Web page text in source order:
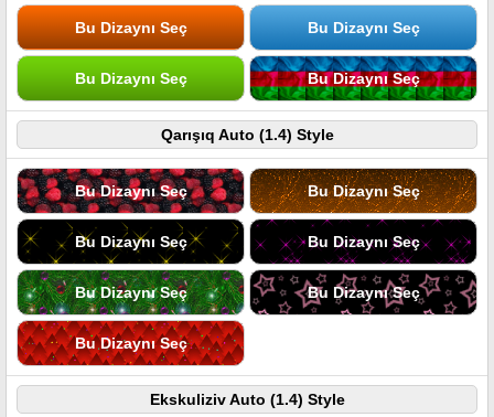
Bu Dizaynı Seç Bu Dizaynı Seç
Bu Dizaynı Seç Bu Dizaynı Seç
Qarışıq Auto (1.4) Style
Bu Dizaynı Seç Bu Dizaynı Seç
Bu Dizaynı Seç Bu Dizaynı Seç
Bu Dizaynı Seç Bu Dizaynı Seç
Bu Dizaynı Seç
Ekskuliziv Auto (1.4) Style